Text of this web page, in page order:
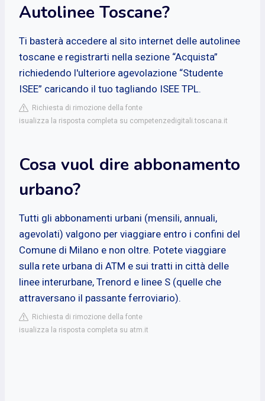
Autolinee Toscane?
Ti basterà accedere al sito internet delle autolinee
toscane e registrarti nella sezione “Acquista”
richiedendo l'ulteriore agevolazione “Studente
ISEE” caricando il tuo tagliando ISEE TPL.
Richiesta di rimozione della fonte
isualizza la risposta completa su competenzedigitali.toscana.it
Cosa vuol dire abbonamento
urbano?
Tutti gli abbonamenti urbani (mensili, annuali,
agevolati) valgono per viaggiare entro i confini del
Comune di Milano e non oltre. Potete viaggiare
sulla rete urbana di ATM e sui tratti in città delle
linee interurbane, Trenord e linee S (quelle che
attraversano il passante ferroviario).
Richiesta di rimozione della fonte
isualizza la risposta completa su atm.it